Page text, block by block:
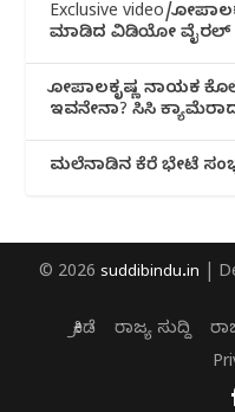
Exclusive video/
ಮಾಡಿದ ವಿಡಿಯೋ ವೈರಲ್
ಗೋಪಾಲಕೃಷ್ಣ ನಾಯಕ
ಇವನೇನಾ? ಸಿಸಿ
ಮಲೆನಾಡಿ‌ನ ಕೆರೆ ಭೇಟೆ
© 2026 suddibindu.in |
ಕ್ರೀಡೆ
ರಾಜ್ಯ ಸುದ್ದಿ